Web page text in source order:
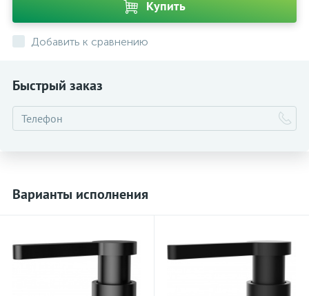
Купить
Добавить к сравнению
Быстрый заказ
Варианты исполнения